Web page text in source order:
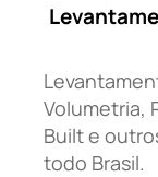
Volumetria,
Built e
todo Brasil.